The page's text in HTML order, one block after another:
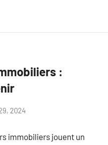
:
2024
immobiliers jouent un